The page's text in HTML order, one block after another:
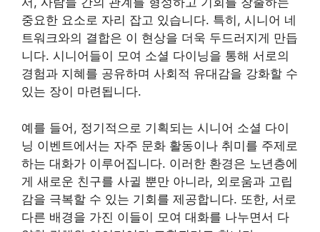
중요한 요소로 자리 잡고 있습니다. 특히, 시니어 네
트워크와의 결합은 이 현상을 더욱 두드러지게 만듭
니다. 시니어들이 모여 소셜 다이닝을 통해 서로의
경험과 지혜를 공유하며 사회적 유대감을 강화할 수
있는 장이 마련됩니다.
예를 들어, 정기적으로 기획되는 시니어 소셜 다이
닝 이벤트에서는 자주 문화 활동이나 취미를 주제로
하는 대화가 이루어집니다. 이러한 환경은 노년층에
게 새로운 친구를 사귈 뿐만 아니라, 외로움과 고립
감을 극복할 수 있는 기회를 제공합니다. 또한, 서로
다른 배경을 가진 이들이 모여 대화를 나누면서 다